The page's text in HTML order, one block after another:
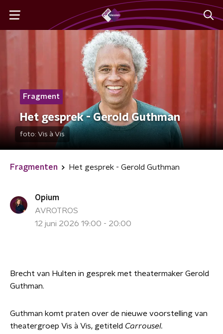
Fragment
Het gesprek - Gerold Guthman
foto: Vis à Vis
Fragmenten Het gesprek - Gerold Guthman
Opium
AVROTROS
12 juni 2026 19:00 - 20:00
Brecht van Hulten in gesprek met theatermaker Gerold
Guthman.
Guthman komt praten over de nieuwe voorstelling van
theatergroep Vis à Vis, getiteld Carrousel.